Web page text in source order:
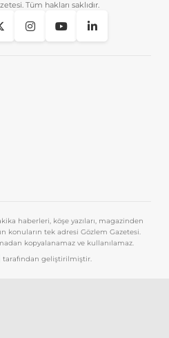
Tüm hakları saklıdır.
haberleri, köşe yazıları, magazinden
konuların tek adresi Gözlem Gazetesi.
kopyalanamaz ve kullanılamaz.
tarafından geliştirilmiştir.